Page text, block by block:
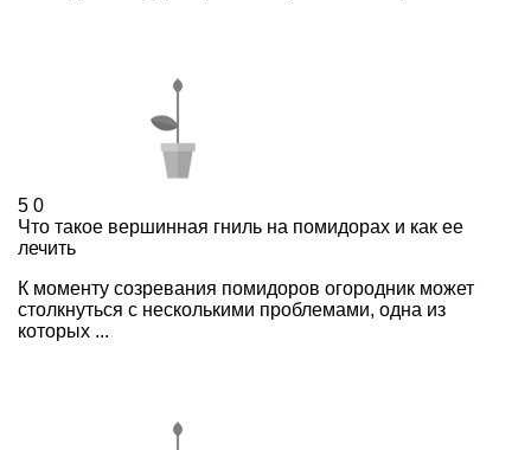
5 0
Что такое вершинная гниль на помидорах и как ее
лечить
К моменту созревания помидоров огородник может
столкнуться с несколькими проблемами, одна из
которых ...